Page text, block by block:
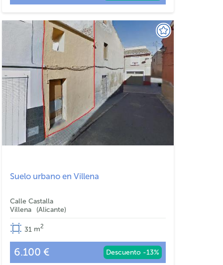
Suelo urbano en Villena
Calle Castalla
Villena
Alicante
31 m2
6.100 € Descuento -13%